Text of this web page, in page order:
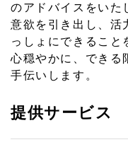
のアドバイスをいた
意欲を引き出し、活
っしょにできること
心穏やかに、できる
手伝いします。
提供サービス